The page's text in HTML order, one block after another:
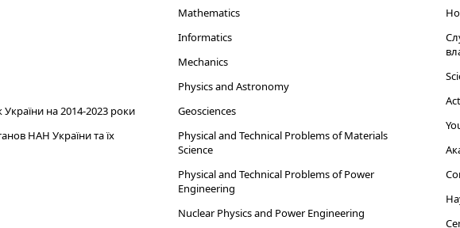
України на 2014-2023 роки
НАН України та їх
Mathematics
Informatics
Mechanics
Physics and Astronomy
Geosciences
Physical and Technical Problems of Materials
Science
Physical and Technical Problems of Power
Engineering
Nuclear Physics and Power Engineering